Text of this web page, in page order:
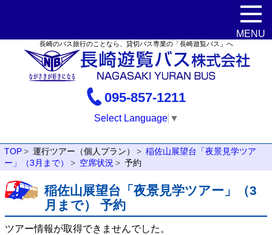
長崎のバス旅行のことなら、貸切バス専業の「長崎遊覧バス」へ
095-857-1211
Select Language ▼
TOP 運行ツアー（個人プラン）
稲佐山展望台「夜景見学ツア
ー」（3月まで）
空席状況 予約
稲佐山展望台「夜景見学ツアー」（3
月まで） 予約
ツアー情報が取得できませんでした。